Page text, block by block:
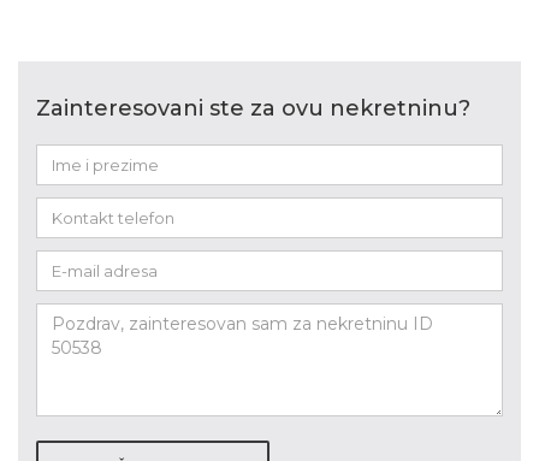
Zainteresovani ste za ovu nekretninu?